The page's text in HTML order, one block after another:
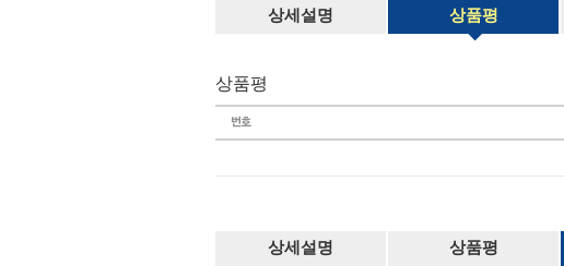
상세설명 상품평
상품평
상세설명 상품평